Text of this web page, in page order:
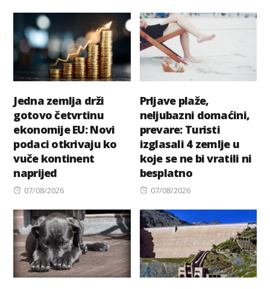
Jedna zemlja drži
gotovo četvrtinu
ekonomije EU: Novi
podaci otkrivaju ko
vuče kontinent
naprijed
Posted
07/08/2026
Prljave plaže,
neljubazni domaćini,
prevare: Turisti
izglasali 4 zemlje u
koje se ne bi vratili ni
besplatno
Posted
07/08/2026